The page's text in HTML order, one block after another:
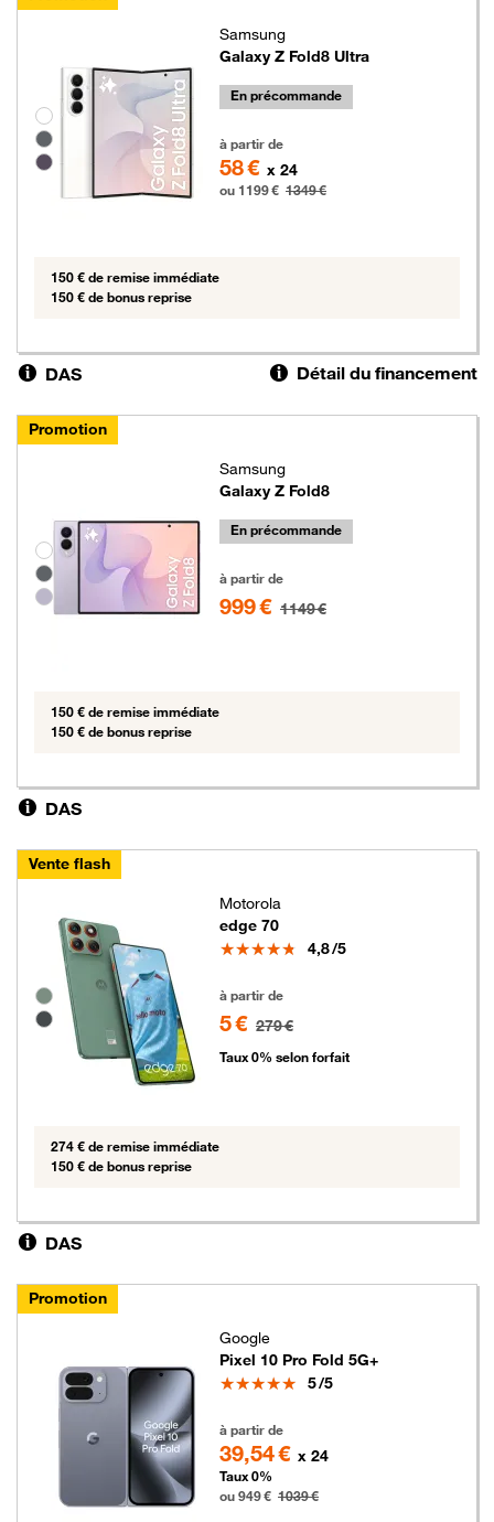
Groupe de couleurs disponibles non sélectionnables
Samsung
Galaxy Z Fold8 Ultra
En précommande
à partir de
58 € x 24
ou 1199 € 1349 €
150 € de remise immédiate
150 € de bonus reprise
DAS Détail du financement
Promotion
Groupe de couleurs disponibles non sélectionnables
Samsung
Galaxy Z Fold8
En précommande
à partir de
999 € 1149 €
150 € de remise immédiate
150 € de bonus reprise
DAS
Vente flash
Groupe de couleurs disponibles non sélectionnables
Motorola
edge 70
Note
4,8/5
à partir de
5 € 279 €
Taux 0% selon forfait
274 € de remise immédiate
150 € de bonus reprise
DAS
Promotion
Google
Pixel 10 Pro Fold 5G+
Note
5/5
à partir de
39,54 € x 24
Taux 0%
ou 949 € 1039 €